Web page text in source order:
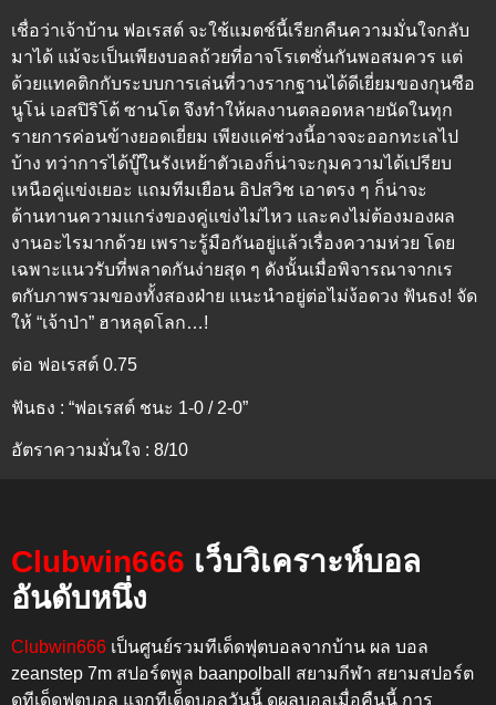
เชื่อว่าเจ้าบ้าน ฟอเรสต์ จะใช้แมตช์นี้เรียกคืนความมั่นใจกลับ
มาได้ แม้จะเป็นเพียงบอลถ้วยที่อาจโรเตชั่นกันพอสมควร แต่
ด้วยแทคติกกับระบบการเล่นที่วางรากฐานได้ดีเยี่ยมของกุนซือ
นูโน่ เอสปิริโต้ ซานโต จึงทำให้ผลงานตลอดหลายนัดในทุก
รายการค่อนข้างยอดเยี่ยม เพียงแค่ช่วงนี้อาจจะออกทะเลไป
บ้าง ทว่าการได้บู๊ในรังเหย้าตัวเองก็น่าจะกุมความได้เปรียบ
เหนือคู่แข่งเยอะ แถมทีมเยือน อิปสวิช เอาตรง ๆ ก็น่าจะ
ต้านทานความแกร่งของคู่แข่งไม่ไหว และคงไม่ต้องมองผล
งานอะไรมากด้วย เพราะรู้มือกันอยู่แล้วเรื่องความห่วย โดย
เฉพาะแนวรับที่พลาดกันง่ายสุด ๆ ดังนั้นเมื่อพิจารณาจากเร
ตกับภาพรวมของทั้งสองฝ่าย แนะนำอยู่ต่อไม่ง้อดวง ฟันธง! จัด
ให้ “เจ้าป่า” ฮาหลุดโลก…!
ต่อ ฟอเรสต์ 0.75
ฟันธง : “ฟอเรสต์ ชนะ 1-0 / 2-0”
อัตราความมั่นใจ : 8/10
Clubwin666 เว็บวิเคราะห์บอล
อันดับหนึ่ง
Clubwin666 เป็นศูนย์รวมทีเด็ดฟุตบอลจากบ้าน ผล บอล
zeanstep 7m สปอร์ตพูล baanpolball สยามกีฬา สยามสปอร์ต
ดูทีเด็ดฟุตบอล แจกทีเด็ดบอลวันนี้ ดูผลบอลเมื่อคืนนี้ การ